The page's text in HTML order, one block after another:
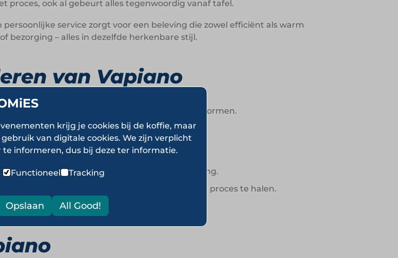
proces, ook al gebeurt alles tegenwoordig vanaf tafel.
service zorgt voor een beleving die zowel efficiënt als warm
bezorging – alles in dezelfde herkenbare stijl.
van Vapiano
keuzes samen een schaalbaar concept vormen.
maken een groot verschil voor de gast.
keuken bouwt vertrouwen en versterkt beleving.
bijdragen aan comfort zonder de mens uit het proces te halen.
afbreuk te doen aan smaak of gastvrijheid.
krijg je cookies bij de koffie, maar
van digitale cookies. We zijn verplicht
te informeren, dus bij deze ter informatie.
Functioneel Tracking
Opslaan All Good!